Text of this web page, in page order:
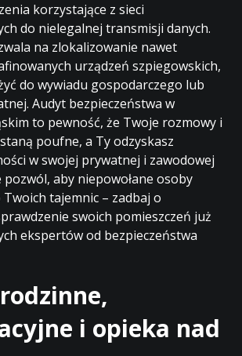
korzystające z sieci
do nielegalnej transmisji danych.
na zlokalizowanie nawet
urządzeń szpiegowskich,
do wywiadu gospodarczego lub
Audyt bezpieczeństwa w
to pewność, że Twoje rozmowy i
poufne, a Ty odzyskasz
w swojej prywatnej i zawodowej
aby niepowołane osoby
Twoich tajemnic – zadbaj o
swoich pomieszczeń już
ekspertów od bezpieczeństwa
i opieka nad